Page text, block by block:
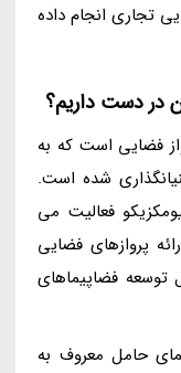
تجاری انجام داده
در دست داریم؟
فضایی است که به
شده است.
فعالیت می
پروازهای فضایی
توسعه فضاپیماهای
حامل معروف به